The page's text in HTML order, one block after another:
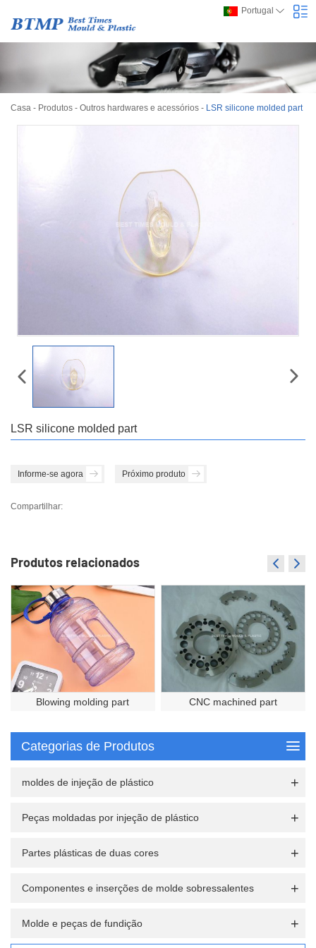
Portugal
Casa - Produtos - Outros hardwares e acessórios - LSR silicone molded part
LSR silicone molded part
Informe-se agora Próximo produto
Compartilhar:
Produtos relacionados
Blowing molding part CNC machined part
Categorias de Produtos
moldes de injeção de plástico
Peças moldadas por injeção de plástico
Partes plásticas de duas cores
Componentes e inserções de molde sobressalentes
Molde e peças de fundição